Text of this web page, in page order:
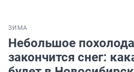
ЗИМА
Небольшое
закончится снег: